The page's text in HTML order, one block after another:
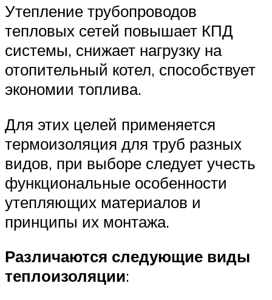
Утепление трубопроводов
тепловых сетей повышает КПД
системы, снижает нагрузку на
отопительный котел, способствует
экономии топлива.
Для этих целей применяется
термоизоляция для труб разных
видов, при выборе следует учесть
функциональные особенности
утепляющих материалов и
принципы их монтажа.
Различаются следующие виды
теплоизоляции: